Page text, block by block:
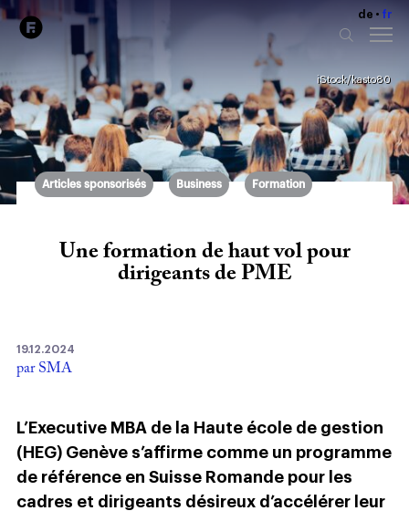
de fr
iStock/kasto80
Articles sponsorisés Business Formation
Une formation de haut vol pour
dirigeants de PME
19.12.2024
par SMA
L’Executive MBA de la Haute école de gestion
(HEG) Genève s’affirme comme un programme
de référence en Suisse Romande pour les
cadres et dirigeants désireux d’accélérer leur